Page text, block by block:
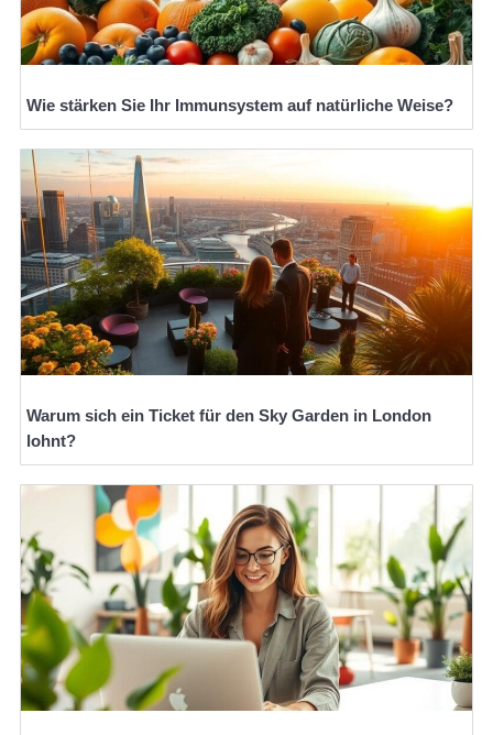
Wie stärken Sie Ihr Immunsystem auf natürliche Weise?
Warum sich ein Ticket für den Sky Garden in London
lohnt?